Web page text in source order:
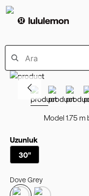
Model 1.75
Uzunluk
30"
Dove Grey